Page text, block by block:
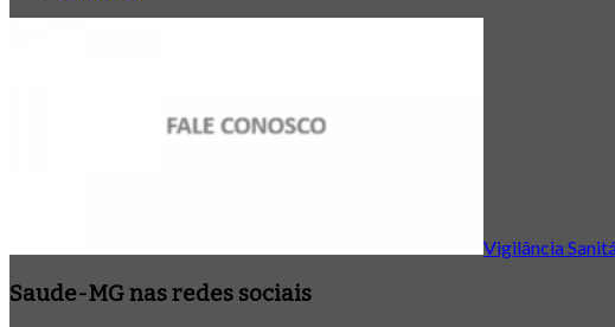
Vigilância
Saude-MG nas redes sociais